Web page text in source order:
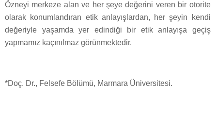
Özneyi merkeze alan ve her şeye değerini veren bir otorite
olarak konumlandıran etik anlayışlardan, her şeyin kendi
değeriyle yaşamda yer edindiği bir etik anlayışa geçiş
yapmamız kaçınılmaz görünmektedir.
*Doç. Dr., Felsefe Bölümü, Marmara Üniversitesi.